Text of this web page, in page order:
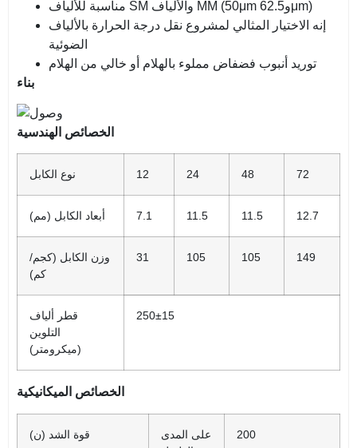
مناسبة للألياف SM والألياف MM (50μm و62.5μm)
إنه الاختيار المثالي لمشروع نقل درجة الحرارة بالألياف
الضوئية
توريد أنبوب فضفاض مملوء بالهلام أو خالي من الهلام
بناء
الخصائص الهندسية
نوع الكابل 12 24 48 72
أبعاد الكابل (مم) 7.1 11.5 11.5 12.7
وزن الكابل (كجم/
كم)
31 105 105 149
قطر ألياف
التلوين
(ميكرومتر)
250±15
الخصائص الميكانيكية
قوة الشد (ن)
على المدى
200